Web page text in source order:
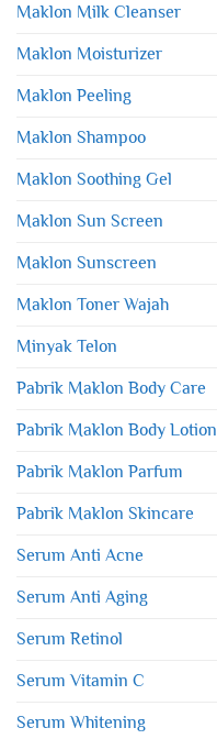
Maklon Milk Cleanser
Maklon Moisturizer
Maklon Peeling
Maklon Shampoo
Maklon Soothing Gel
Maklon Sun Screen
Maklon Sunscreen
Maklon Toner Wajah
Minyak Telon
Pabrik Maklon Body Care
Pabrik Maklon Body Lotion
Pabrik Maklon Parfum
Pabrik Maklon Skincare
Serum Anti Acne
Serum Anti Aging
Serum Retinol
Serum Vitamin C
Serum Whitening